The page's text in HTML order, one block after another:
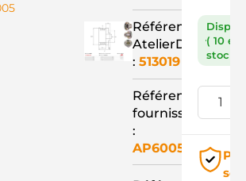
Référence
AtelierD
:513019
Référence
fournisseur
:
AP6005
( 10 en
stock )